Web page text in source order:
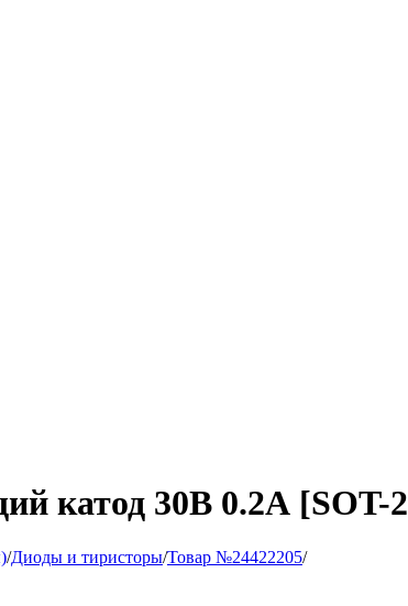
катод 30В 0.2А [SOT-
/Диоды и тиристоры/Товар №24422205/